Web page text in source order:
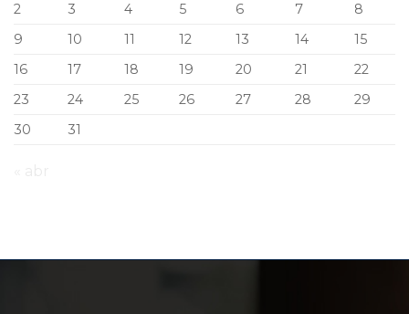
2
3 4 5 6 7
8
9
10 11 12 13 14
15
16
17 18 19 20 21
22
23
24 25 26 27 28
29
30
31